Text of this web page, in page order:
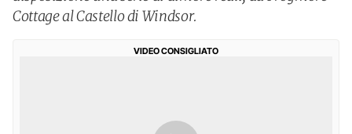
Cottage al Castello di Windsor.
VIDEO CONSIGLIATO